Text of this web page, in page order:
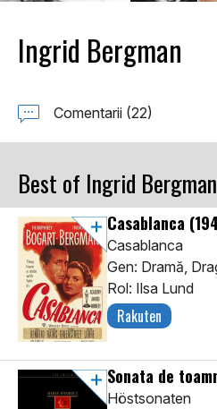
Ingrid Bergman
Comentarii (22)
Best of Ingrid Bergman
Casablanca
Casablanca
Gen: Dramă,
Rol: Ilsa Lund
Rakuten
Sonata de
Höstsonaten